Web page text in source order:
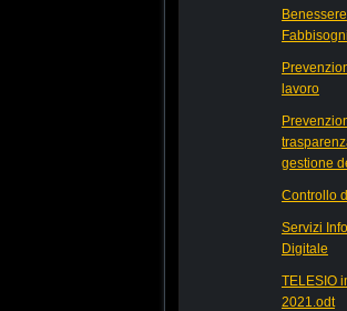
lavoro
gestione
Controllo
Servizi
Digitale
TELESIO
2021.odt